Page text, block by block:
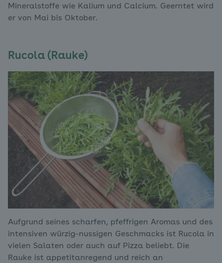
Mineralstoffe wie Kalium und Calcium. Geerntet wird
er von Mai bis Oktober.
Rucola (Rauke)
Aufgrund seines scharfen, pfeffrigen Aromas und des
intensiven würzig-nussigen Geschmacks ist Rucola in
vielen Salaten oder auch auf Pizza beliebt. Die
Rauke ist appetitanregend und reich an